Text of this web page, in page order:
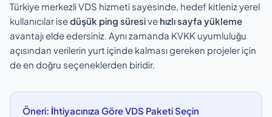
Türkiye merkezli VDS hizmeti sayesinde, hedef kitleniz yerel
kullanıcılar isedüşük ping süresive hızlı sayfa yükleme
avantajı elde edersiniz. Aynı zamanda KVKK uyumluluğu
açısından verilerin yurt içinde kalması gereken projeler için
de en doğru seçeneklerden biridir.
Öneri: İhtiyacınıza Göre VDS Paketi Seçin